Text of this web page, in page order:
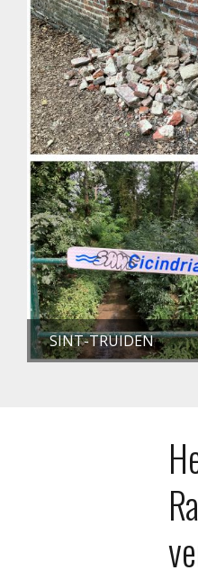
SINT-TRUIDEN